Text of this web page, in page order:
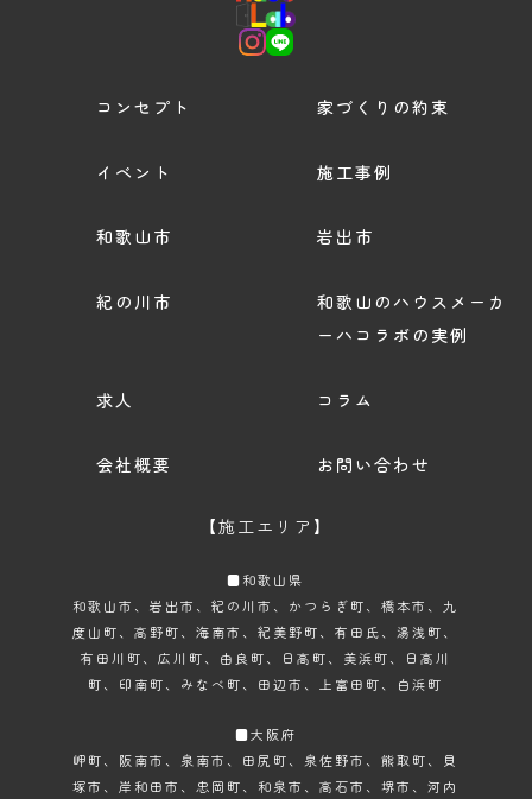
コンセプト 家づくりの約束
イベント 施工事例
和歌山市 岩出市
紀の川市
和歌山のハウスメーカ
ーハコラボの実例
求人 コラム
会社概要 お問い合わせ
【施工エリア】
■和歌山県
和歌山市 、岩出市、紀の川市、かつらぎ町、橋本市、九
度山町、高野町、海南市、紀美野町、有田氏、湯浅町、
有田川町、広川町、由良町、日高町、美浜町、日高川
町、印南町、みなべ町、田辺市、上富田町、白浜町
■大阪府
岬町、阪南市、泉南市、田尻町、泉佐野市、熊取町、貝
塚市、岸和田市、忠岡町、和泉市、高石市、堺市、河内